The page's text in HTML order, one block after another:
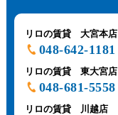
リロの賃貸 大宮本店
048-642-1181
リロの賃貸 東大宮店
048-681-5558
リロの賃貸 川越店